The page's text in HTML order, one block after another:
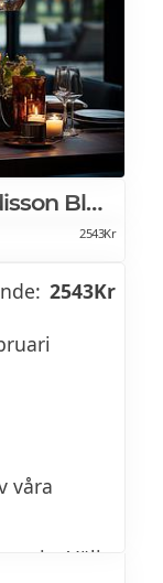
Bonté Brasserie & Bar Radisson Blu Uppsala
2543Kr
2543Kr
våra
Välj